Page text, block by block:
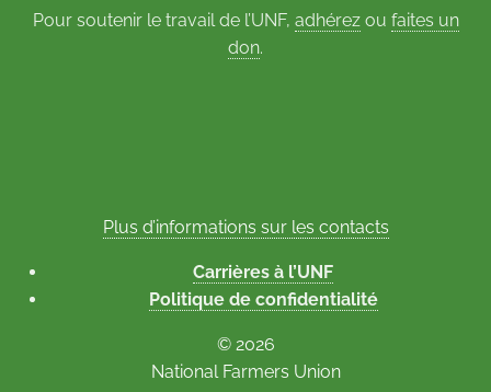
Pour soutenir le travail de l’UNF, adhérezou faites un
don.
Plus d’informations sur les contacts
Carrières à l’UNF
Politique de confidentialité
© 2026
National Farmers Union